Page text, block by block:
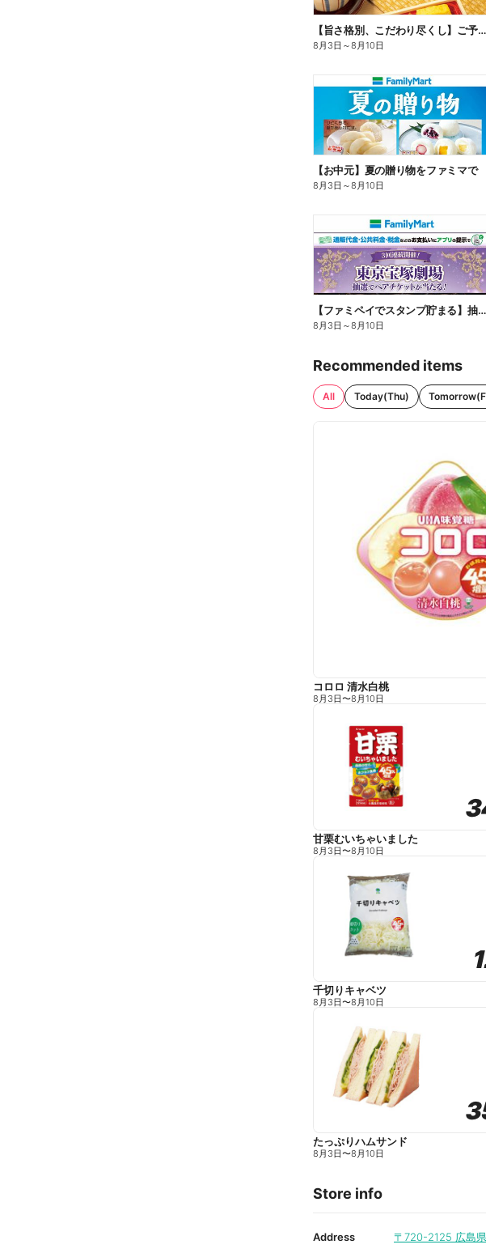
【旨さ格別、こだわり尽くし】ご予約弁当
8月3日 ～8月10日
【お中元】夏の贈り物をファミマで
8月3日 ～8月10日
【ファミペイでスタンプ貯まる】抽選でペアチケットが当たる!
8月3日 ～8月10日
Recommended items
All Today(Thu)
コロロ 清水白桃
8月3日〜8月10日
甘栗むいちゃいました
8月3日〜8月10日
千切りキャベツ
8月3日〜8月10日
たっぷりハムサンド
8月3日〜8月10日
Store info
Address 〒720-2125 広島